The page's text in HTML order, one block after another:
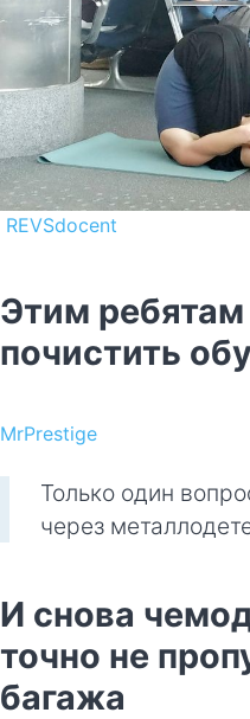
REVSdocent
Этим
почистить
MrPrestige
Только один
через
И снова
точно не
багажа